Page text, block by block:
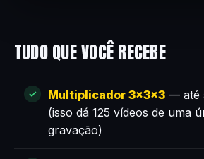
TUDO QUE VOCÊ RECEBE
Multiplicador 3×3×3 — até
(isso dá 125 vídeos de uma
gravação)